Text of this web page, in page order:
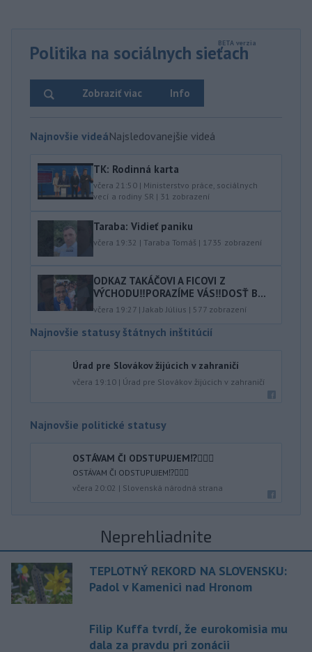
Politika na sociálnych sieťach
Info
Zobraziť viac
Najnovšie videáNajsledovanejšie videá
TK: Rodinná karta
včera 21:50 | Ministerstvo práce, sociálnych
vecí a rodiny SR | 31 zobrazení
Taraba: Vidieť paniku
včera 19:32 | Taraba Tomáš | 1735 zobrazení
ODKAZ TAKÁČOVI A FICOVI Z
VÝCHODU‼️PORAZÍME VÁS‼️DOSŤ B...
včera 19:27 | Jakab Július | 577 zobrazení
Najnovšie statusy štátnych inštitúcií
Úrad pre Slovákov žijúcich v zahraničí
včera 19:10 | Úrad pre Slovákov žijúcich v zahraničí
Najnovšie politické statusy
OSTÁVAM ČI ODSTUPUJEM⁉️🤷🏻‍♂️
OSTÁVAM ČI ODSTUPUJEM⁉️🤷🏻‍♂️
včera 20:02 | Slovenská národná strana
Neprehliadnite
TEPLOTNÝ REKORD NA SLOVENSKU:
Padol v Kamenici nad Hronom
Filip Kuffa tvrdí, že eurokomisia mu
dala za pravdu pri zonácii